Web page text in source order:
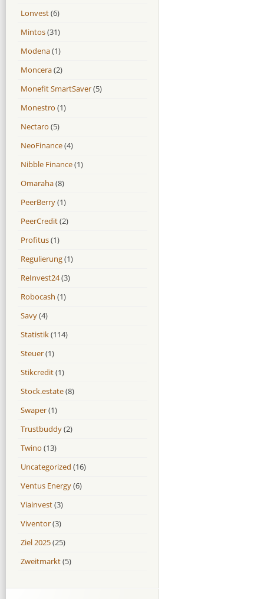
Lonvest(6)
Mintos(31)
Modena(1)
Moncera(2)
Monefit SmartSaver(5)
Monestro (1)
Nectaro (5)
NeoFinance(4)
Nibble Finance(1)
Omaraha(8)
PeerBerry(1)
PeerCredit(2)
Profitus(1)
Regulierung(1)
ReInvest24(3)
Robocash (1)
Savy(4)
Statistik(114)
Steuer(1)
Stikcredit(1)
Stock.estate(8)
Swaper(1)
Trustbuddy(2)
Twino (13)
Uncategorized (16)
Ventus Energy(6)
Viainvest(3)
Viventor(3)
Ziel 2025(25)
Zweitmarkt(5)